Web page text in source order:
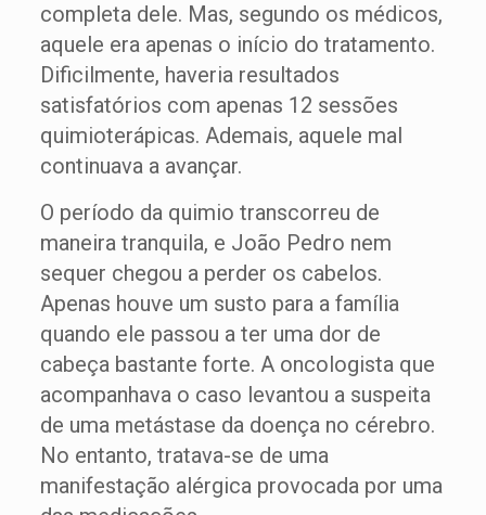
completa dele. Mas, segundo os médicos,
aquele era apenas o início do tratamento.
Dificilmente, haveria resultados
satisfatórios com apenas 12 sessões
quimioterápicas. Ademais, aquele mal
continuava a avançar.
O período da quimio transcorreu de
maneira tranquila, e João Pedro nem
sequer chegou a perder os cabelos.
Apenas houve um susto para a família
quando ele passou a ter uma dor de
cabeça bastante forte. A oncologista que
acompanhava o caso levantou a suspeita
de uma metástase da doença no cérebro.
No entanto, tratava-se de uma
manifestação alérgica provocada por uma